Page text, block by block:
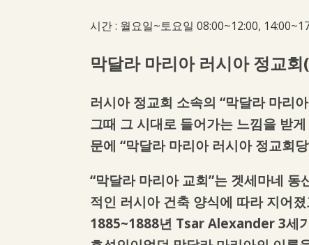
시간 : 월요일~토요일 08:00~12:00,
막달라 마리아 러시아 정교회
러시아 정교회 소속의 “막달라 마리
그때 그 시대로 들어가는 느낌을 받
문에 “막달라 마리아 러시아 정교회
“막달라 마리아 교회”는 겟세마네
적인 러시아 건축 양식에 따라 지어
1885~1888년 Tsar Alexander 3세